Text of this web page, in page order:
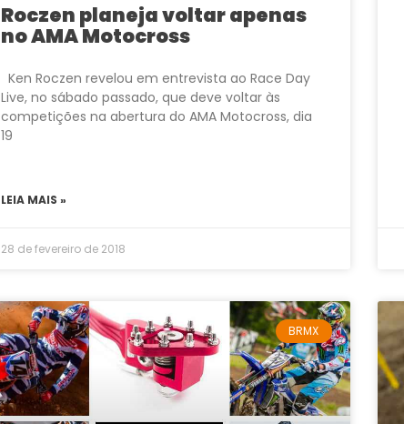
Roczen planeja voltar apenas
no AMA Motocross
Ken Roczen revelou em entrevista ao Race Day
Live, no sábado passado, que deve voltar às
competições na abertura do AMA Motocross, dia
19
LEIA MAIS »
28 de fevereiro de 2018
BRMX